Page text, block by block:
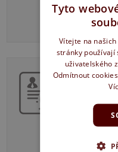
Truhlář
Tyto
Vítejte na
stránky používají
uživatelského
Odmítnout